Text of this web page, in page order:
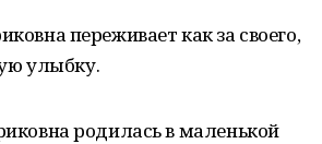
переживает как за своего,
улыбку.
родилась в маленькой